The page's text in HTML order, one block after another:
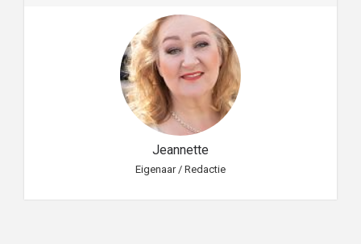
Jeannette
Eigenaar / Redactie